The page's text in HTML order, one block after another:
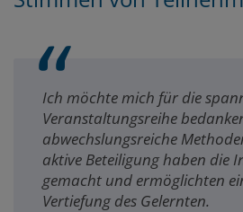
Ich möchte mich für die
Veranstaltungsreihe
abwechslungsreiche
aktive Beteiligung haben die
gemacht und ermöglichten
Vertiefung des Gelernten.